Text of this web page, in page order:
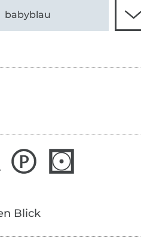
babyblau
Blick